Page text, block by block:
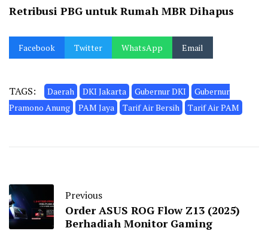
Retribusi PBG untuk Rumah MBR Dihapus
Facebook Twitter WhatsApp Email
TAGS: Daerah DKI Jakarta Gubernur DKI
Gubernur
Pramono Anung
PAM Jaya Tarif Air Bersih Tarif Air PAM
Previous
Order ASUS ROG Flow Z13 (2025)
Berhadiah Monitor Gaming